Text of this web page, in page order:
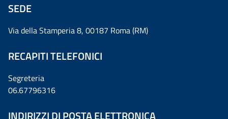
SEDE
Via della Stamperia 8, 00187 Roma (RM)
RECAPITI TELEFONICI
Segreteria
06.67796316
INDIRIZZI DI POSTA ELETTRONICA